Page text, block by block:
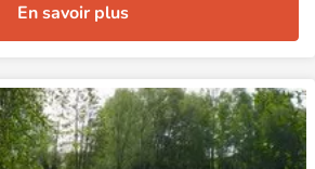
En savoir plus